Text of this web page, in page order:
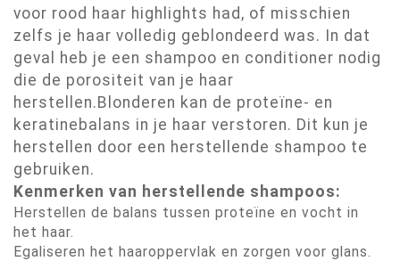
voor rood haar highlights had, of misschien
zelfs je haar volledig geblondeerd was. In dat
geval heb je een shampoo en conditioner nodig
die de porositeit van je haar
herstellen.Blonderen kan de proteïne- en
keratinebalans in je haar verstoren. Dit kun je
herstellen door een herstellende shampoo te
gebruiken.
Kenmerken van herstellende shampoos:
Herstellen de balans tussen proteïne en vocht in
het haar.
Egaliseren het haaroppervlak en zorgen voor glans.